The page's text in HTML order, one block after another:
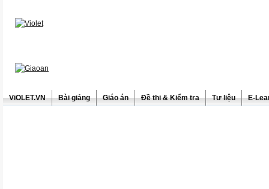
ViOLET.VN Bài giảng Giáo án Đề thi & Kiểm tra Tư liệu E-